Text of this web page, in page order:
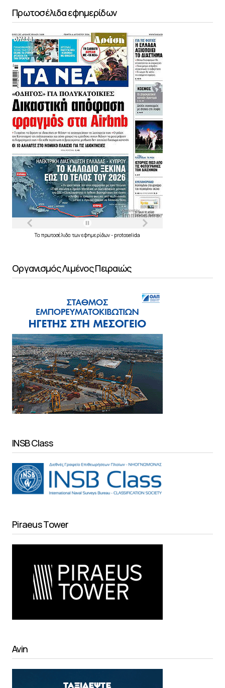
Πρωτοσέλιδα εφημερίδων
Τα πρωτοσέλιδα τωνεφημερίδων- protoselida
Οργανισμός Λιμένος Πειραιώς
INSB Class
Piraeus Tower
Avin